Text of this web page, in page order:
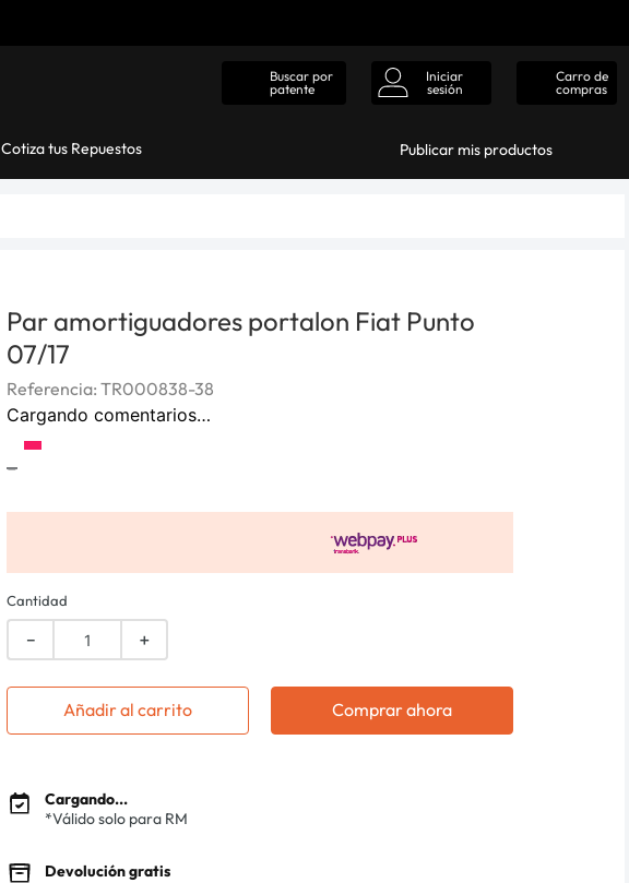
Buscar por
patente
Iniciar
sesión
Carro de
compras
Cotiza tus Repuestos Publicar mis productos
Par amortiguadores portalon Fiat Punto
07/17
Referencia: TR000838-38
Cargando comentarios…
-
Cantidad
＋
－
Añadir al carrito Comprar ahora
Cargando...
*Válido solo para RM
Devolución gratis